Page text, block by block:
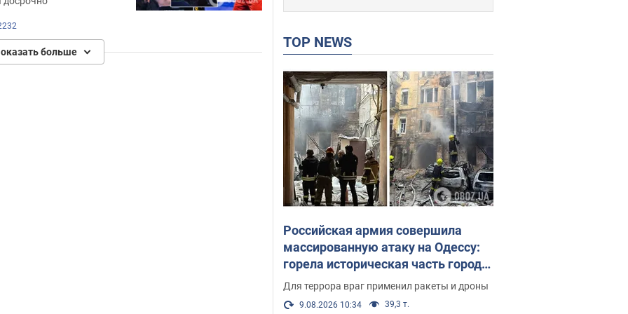
больше
TOP NEWS
Российская армия совершила
массированную атаку на Одессу:
горела историческая часть города,
есть пострадавшие. Фото и видео
Для террора враг применил ракеты и дроны
9.08.2026 10:34 39,3 т.